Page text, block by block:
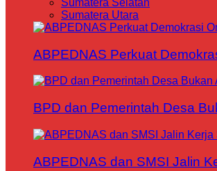
Sumatera Selatan
Sumatera Utara
ABPEDNAS Perkuat
BPD dan Pemerintah Desa
ABPEDNAS dan SMSI Jalin